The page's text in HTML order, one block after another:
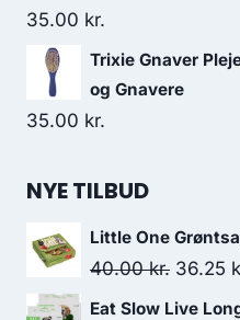
35.00 kr.
Trixie Gnaver
og Gnavere
35.00 kr.
NYE TILBUD
Little One
40.00kr. Den
36.25
Eat Slow Live